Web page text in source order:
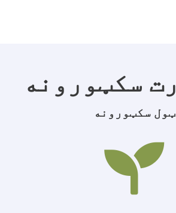
سکټورونه
ټول سکټورونه